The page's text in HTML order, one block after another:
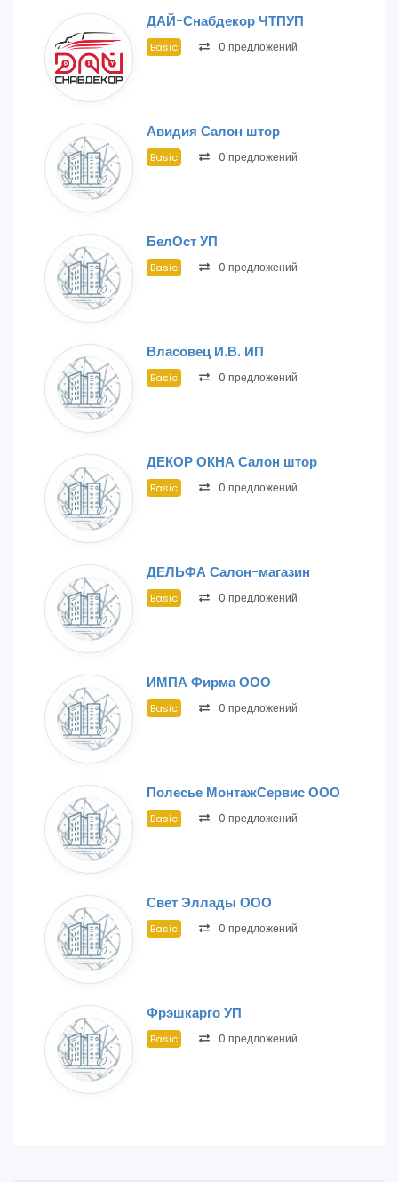
ДАЙ-Снабдекор ЧТПУП
Basic 0 предложений
Авидия Салон штор
Basic 0 предложений
БелОст УП
Basic 0 предложений
Власовец И.В. ИП
Basic 0 предложений
ДЕКОР ОКНА Салон штор
Basic 0 предложений
ДЕЛЬФА Салон-магазин
Basic 0 предложений
ИМПА Фирма ООО
Basic 0 предложений
Полесье МонтажСервис ООО
Basic 0 предложений
Свет Эллады ООО
Basic 0 предложений
Фрэшкарго УП
Basic 0 предложений